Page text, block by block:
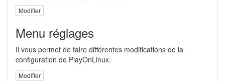
Modifier
Menu réglages
Il vous permet de faire différentes modifications de la
configuration de PlayOnLinux.
Modifier